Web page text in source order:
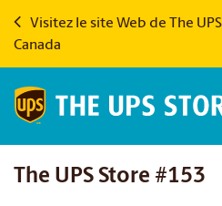
Visitez le site Web de The
Canada
The UPS Store #153